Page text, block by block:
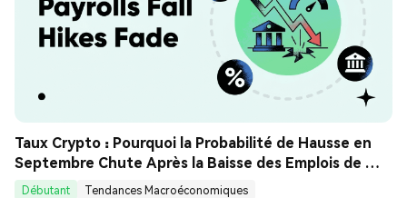
Taux Crypto : Pourquoi la Probabilité de Hausse en
Septembre Chute Après la Baisse des Emplois de
Juillet ? Guide Analyse
Débutant
Tendances Macroéconomiques